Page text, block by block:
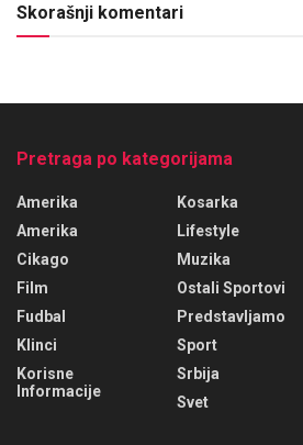
Skorašnji komentari
Pretraga po kategorijama
Amerika
Amerika
Cikago
Film
Fudbal
Klinci
Korisne
Informacije
Kosarka
Lifestyle
Muzika
Ostali Sportovi
Predstavljamo
Sport
Srbija
Svet